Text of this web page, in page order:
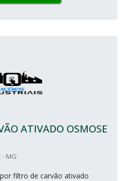
ATIVADO OSMOSE
- MG
filtro de carvão ativado